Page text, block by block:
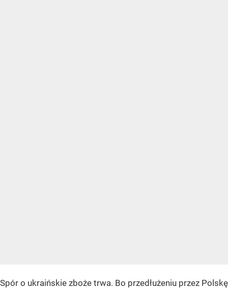
Spór o ukraińskie zboże trwa. Bo przedłużeniu przez Polskę